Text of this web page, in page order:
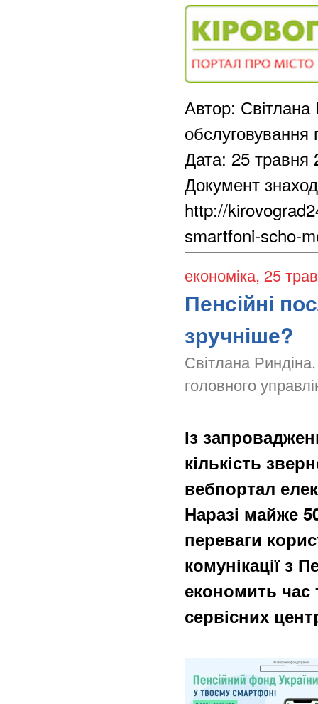
Автор: Світлана
обслуговування
Дата: 25 травня
Документ
http://
smartfoni-scho-
економіка, 25
Пенсійні
зручніше?
Світлана
головного
Із
кількість
вебпортал
Наразі майже
переваги
комунікації з
економить час
сервісних